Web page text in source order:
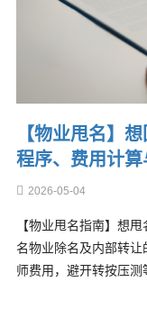
【物业甩名】
程序、费用计
2026-05-04
【物业甩名指南】想
名物业除名及内部转
师费用，避开转按压测